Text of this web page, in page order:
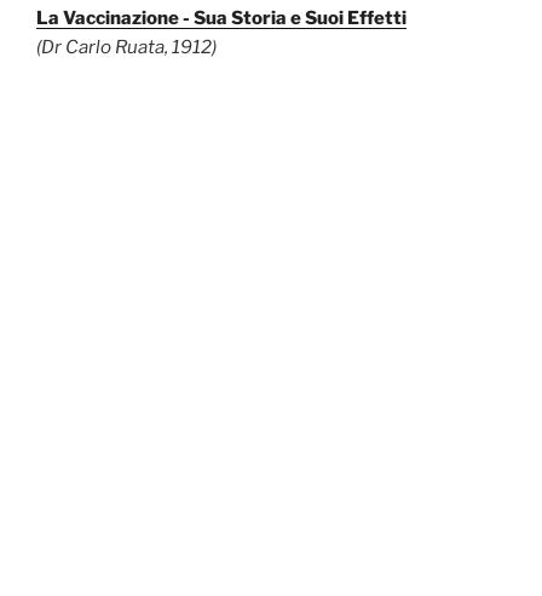
La Vaccinazione - Sua Storia e Suoi Effetti
(Dr Carlo Ruata, 1912)